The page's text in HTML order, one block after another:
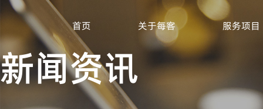
首页 关于每客 服务项目
新闻资讯